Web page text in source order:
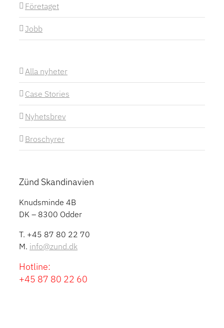
Företaget
Jobb
Alla nyheter
Case Stories
Nyhetsbrev
Broschyrer
Zünd Skandinavien
Knudsminde 4B
DK – 8300 Odder
T. +45 87 80 22 70
M. info@zund.dk
Hotline:
+45 87 80 22 60